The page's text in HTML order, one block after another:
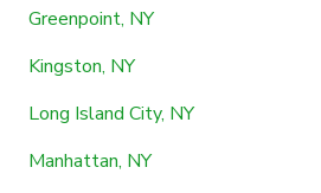
Greenpoint, NY
Kingston, NY
Long Island City, NY
Manhattan, NY